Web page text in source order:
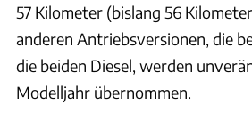
57 Kilometer (bislang 56
anderen Antriebsversionen, die
die beiden Diesel, werden
Modelljahr übernommen.